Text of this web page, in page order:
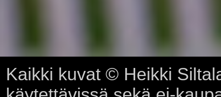
Kaikki kuvat © Heikki